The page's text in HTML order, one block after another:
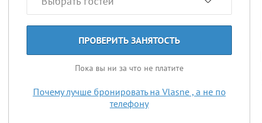
ПРОВЕРИТЬ ЗАНЯТОСТЬ
Пока вы ни за что не платите
Почему лучше бронировать на Vlasne , а не по
телефону